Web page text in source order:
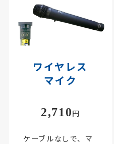
ワイヤレス
マイク
2,710円
ケーブルなしで、マ